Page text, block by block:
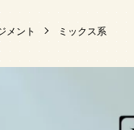
メント ミックス系